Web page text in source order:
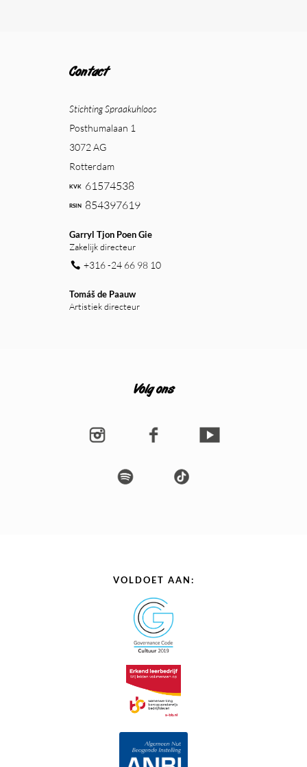
Contact
Stichting Spraakuhloos
Posthumalaan 1
3072 AG
Rotterdam
61574538
854397619
Garryl Tjon Poen Gie
Zakelijk directeur
+316 -24 66 98 10
Tomáš de Paauw
Artistiek directeur
Volg ons
VOLDOET AAN: